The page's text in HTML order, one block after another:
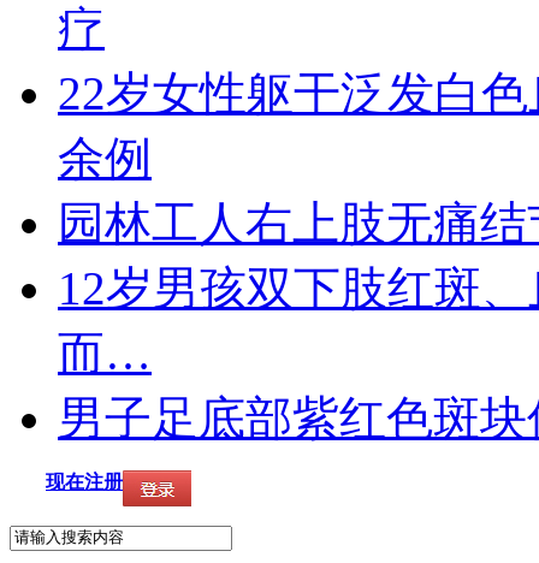
疗
22岁女性躯干泛发白
余例
园林工人右上肢无痛
12岁男孩双下肢红斑
而…
男子足底部紫红色斑
现在注册